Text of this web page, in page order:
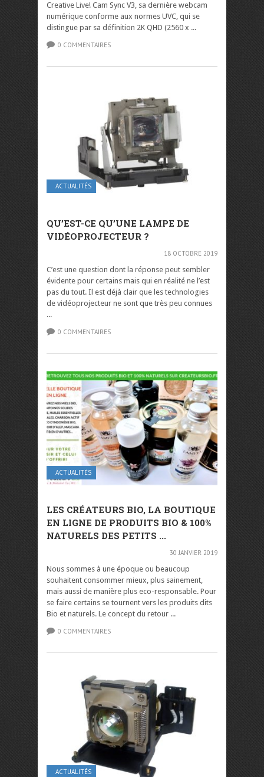
Creative Live! Cam Sync V3, sa dernière webcam
numérique conforme aux normes UVC, qui se
distingue par sa définition 2K QHD (2560 x ...
0 COMMENTAIRES
ACTUALITÉS
QU’EST-CE QU’UNE LAMPE DE
VIDÉOPROJECTEUR ?
18 OCTOBRE 2019
C’est une question dont la réponse peut sembler
évidente pour certains mais qui en réalité ne l’est
pas du tout. Il est déjà clair que les technologies
de vidéoprojecteur ne sont que très peu connues
...
0 COMMENTAIRES
ACTUALITÉS
LES CRÉATEURS BIO, LA BOUTIQUE
EN LIGNE DE PRODUITS BIO & 100%
NATURELS DES PETITS ...
30 JANVIER 2019
Nous sommes à une époque ou beaucoup
souhaitent consommer mieux, plus sainement,
mais aussi de manière plus eco-responsable. Pour
se faire certains se tournent vers les produits dits
Bio et naturels. Le concept du retour ...
0 COMMENTAIRES
ACTUALITÉS